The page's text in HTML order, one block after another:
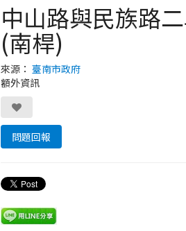
中山路與民族路
(南桿)
來源： 臺南市政府
額外資訊
問題回報